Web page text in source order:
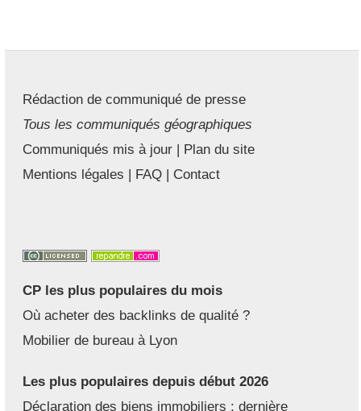
Rédaction de communiqué de presse
Tous les communiqués géographiques
Communiqués mis à jour | Plan du site
Mentions légales | FAQ | Contact
CP les plus populaires du mois
Où acheter des backlinks de qualité ?
Mobilier de bureau à Lyon
Les plus populaires depuis début 2026
Déclaration des biens immobiliers : dernière